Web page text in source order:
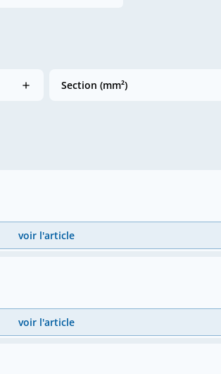
Section (mm²)
voir l'article
voir l'article